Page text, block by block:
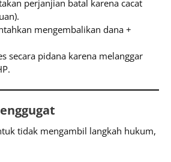
perjanjian batal karena cacat
mengembalikan dana +
secara pidana karena melanggar
tidak mengambil langkah hukum,